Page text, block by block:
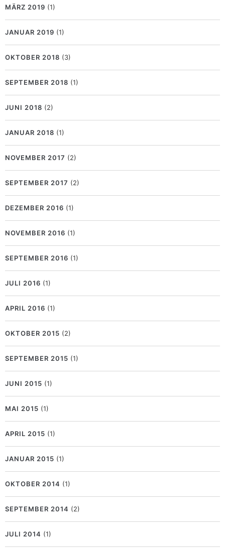
MÄRZ 2019 (1)
JANUAR 2019 (1)
OKTOBER 2018 (3)
SEPTEMBER 2018 (1)
JUNI 2018 (2)
JANUAR 2018 (1)
NOVEMBER 2017 (2)
SEPTEMBER 2017 (2)
DEZEMBER 2016 (1)
NOVEMBER 2016 (1)
SEPTEMBER 2016 (1)
JULI 2016 (1)
APRIL 2016 (1)
OKTOBER 2015 (2)
SEPTEMBER 2015 (1)
JUNI 2015 (1)
MAI 2015 (1)
APRIL 2015 (1)
JANUAR 2015 (1)
OKTOBER 2014 (1)
SEPTEMBER 2014 (2)
JULI 2014 (1)